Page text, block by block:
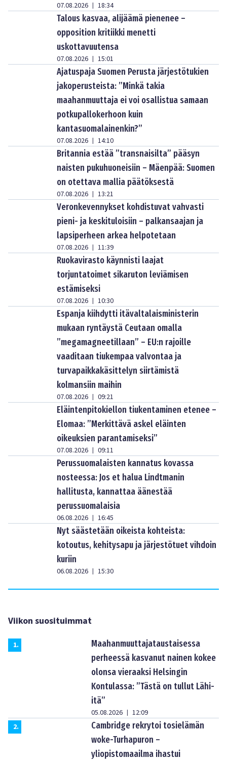
07.08.2026 | 18:34
Talous kasvaa, alijäämä pienenee –
opposition kritiikki menetti
uskottavuutensa
07.08.2026 | 15:01
Ajatuspaja Suomen Perusta järjestötukien
jakoperusteista: ”Minkä takia
maahanmuuttaja ei voi osallistua samaan
potkupallokerhoon kuin
kantasuomalainenkin?”
07.08.2026 | 14:10
Britannia estää ”transnaisilta” pääsyn
naisten pukuhuoneisiin – Mäenpää: Suomen
on otettava mallia päätöksestä
07.08.2026 | 13:21
Veronkevennykset kohdistuvat vahvasti
pieni- ja keskituloisiin – palkansaajan ja
lapsiperheen arkea helpotetaan
07.08.2026 | 11:39
Ruokavirasto käynnisti laajat
torjuntatoimet sikaruton leviämisen
estämiseksi
07.08.2026 | 10:30
Espanja kiihdytti itävaltalaisministerin
mukaan ryntäystä Ceutaan omalla
”megamagneetillaan” – EU:n rajoille
vaaditaan tiukempaa valvontaa ja
turvapaikkakäsittelyn siirtämistä
kolmansiin maihin
07.08.2026 | 09:21
Eläintenpitokiellon tiukentaminen etenee –
Elomaa: ”Merkittävä askel eläinten
oikeuksien parantamiseksi”
07.08.2026 | 09:11
Perussuomalaisten kannatus kovassa
nosteessa: Jos et halua Lindtmanin
hallitusta, kannattaa äänestää
perussuomalaisia
06.08.2026 | 16:45
Nyt säästetään oikeista kohteista:
kotoutus, kehitysapu ja järjestötuet vihdoin
kuriin
06.08.2026 | 15:30
Viikon suosituimmat
1.
Maahanmuuttajataustaisessa
perheessä kasvanut nainen kokee
olonsa vieraaksi Helsingin
Kontulassa: ”Tästä on tullut Lähi-
itä”
05.08.2026 | 12:09
2.
Cambridge rekrytoi tosielämän
woke-Turhapuron –
yliopistomaailma ihastui